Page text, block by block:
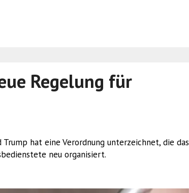
Regelung für
Trump hat eine Verordnung unterzeichnet, die das
neu organisiert.